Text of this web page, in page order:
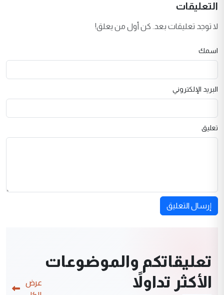
التعليقات
لا توجد تعليقات بعد. كن أول من يعلق!
اسمك
البريد الإلكتروني
تعليق
إرسال التعليق
تعليقاتكم والموضوعات
الأكثر تداولاً
عرض